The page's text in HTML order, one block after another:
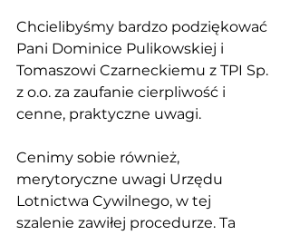
Chcielibyśmy bardzo podziękować
Pani Dominice Pulikowskiej i
Tomaszowi Czarneckiemu z TPI Sp.
z o.o. za zaufanie cierpliwość i
cenne, praktyczne uwagi.
Cenimy sobie również,
merytoryczne uwagi Urzędu
Lotnictwa Cywilnego, w tej
szalenie zawiłej procedurze. Ta